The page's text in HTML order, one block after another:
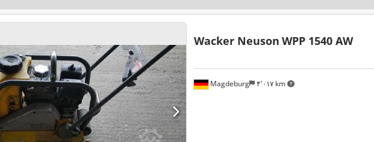
Magdeburg ۴٬۰۱۷ km
Wacker Neuson WPP 1540 AW